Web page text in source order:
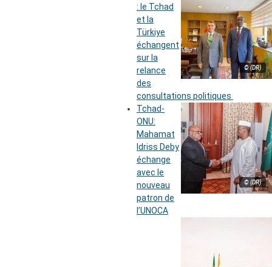
© (DR)
: le Tchad
et la
Türkiye
échangent
sur la
relance
des
consultations politiques
© (DR)
Tchad-
ONU:
Mahamat
Idriss Deby
échange
avec le
nouveau
patron de
l’UNOCA